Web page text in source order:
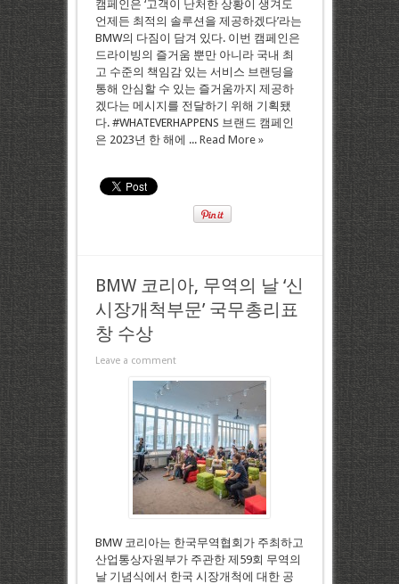
캠페인은 ‘고객이 난처한 상황이 생겨도
언제든 최적의 솔루션을 제공하겠다’라는
BMW의 다짐이 담겨 있다. 이번 캠페인은
드라이빙의 즐거움 뿐만 아니라 국내 최
고 수준의 책임감 있는 서비스 브랜딩을
통해 안심할 수 있는 즐거움까지 제공하
겠다는 메시지를 전달하기 위해 기획됐
다. #WHATEVERHAPPENS 브랜드 캠페인
은 2023년 한 해에 ... Read More »
BMW 코리아, 무역의 날 ‘신
시장개척부문’ 국무총리표
창 수상
Leave a comment
BMW 코리아는 한국무역협회가 주최하고
산업통상자원부가 주관한 제59회 무역의
날 기념식에서 한국 시장개척에 대한 공